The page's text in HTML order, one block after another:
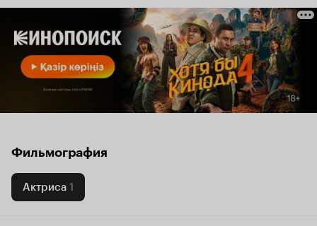
Фильмография
Актриса 1